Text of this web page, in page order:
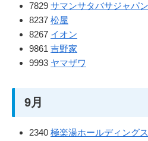
7829 サマンサタバサジャパ
8237 松屋
8267 イオン
9861 吉野家
9993 ヤマザワ
9月
2340 極楽湯ホールディングス